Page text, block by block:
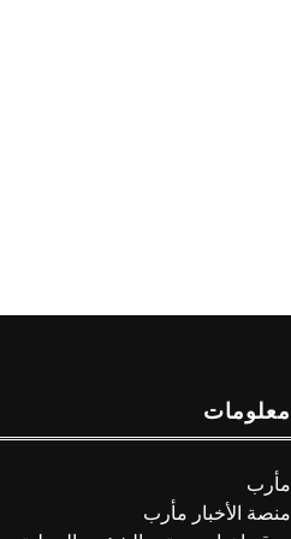
معلومات
مأرب
منصة الأخبار مأرب